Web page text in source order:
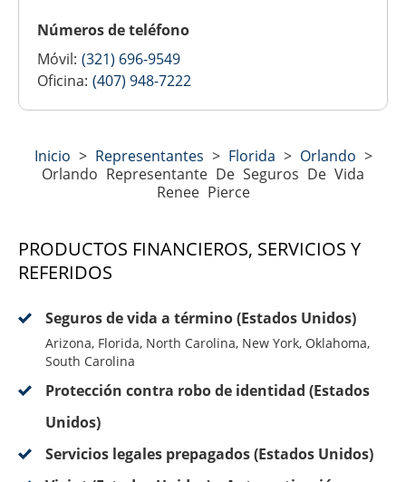
Números de teléfono
Móvil: (321) 696-9549
Oficina: (407) 948-7222
Inicio > Representantes > Florida > Orlando >
Orlando Representante De Seguros De Vida
Renee Pierce
PRODUCTOS FINANCIEROS, SERVICIOS Y
REFERIDOS
Seguros de vida a término (Estados Unidos)
Arizona, Florida, North Carolina, New York, Oklahoma,
South Carolina
Protección contra robo de identidad (Estados
Unidos)
Servicios legales prepagados (Estados Unidos)